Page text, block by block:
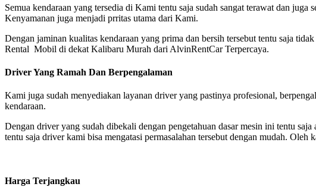
Semua kendaraan yang tersedia di Kami tentu saja sudah sangat terawat dan
Kenyamanan juga menjadi prritas utama dari Kami.
Dengan jaminan kualitas kendaraan yang prima dan bersih tersebut tentu saja
Rental Mobil di dekat Kalibaru Murah dari AlvinRentCar Terpercaya.
Driver Yang Ramah Dan Berpengalaman
Kami juga sudah menyediakan layanan driver yang pastinya profesional,
kendaraan.
Dengan driver yang sudah dibekali dengan pengetahuan dasar mesin ini tentu
tentu saja driver kami bisa mengatasi permasalahan tersebut dengan mudah.
Harga Terjangkau